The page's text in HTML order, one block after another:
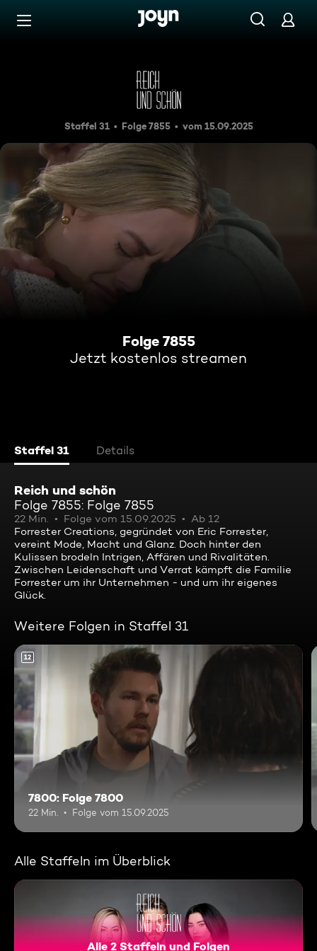
Zum Inhalt springen
Folge 7855
Staffel 31 Folge 7855 vom 15.09.2025
Folge 7855
Jetzt kostenlos streamen
Staffel 31 Details
Reich und schön
Folge 7855: Folge 7855
22 Min. Folge vom 15.09.2025
Ab 12
Forrester Creations, gegründet von Eric Forrester,
vereint Mode, Macht und Glanz. Doch hinter den
Kulissen brodeln Intrigen, Affären und Rivalitäten.
Zwischen Leidenschaft und Verrat kämpft die Familie
Forrester um ihr Unternehmen - und um ihr eigenes
Glück.
Weitere Folgen in Staffel 31
12
7800: Folge 7800
22 Min. Folge vom 15.09.2025
Alle Staffeln im Überblick
Alle 2 Staffeln und Folgen